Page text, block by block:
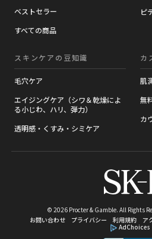
ベストセラー
すべての商品
ピ
スキンケアの豆知識​
毛穴ケア
エイジングケア（シワ＆乾燥によ
る小じわ、ハリ、弾力）
透明感・くすみ・シミケア
カ
肌
無
カ
© 2026 Procter & Gamble. All Rights
お問い合わせ
プライバシー 利用規約 ア
AdChoices